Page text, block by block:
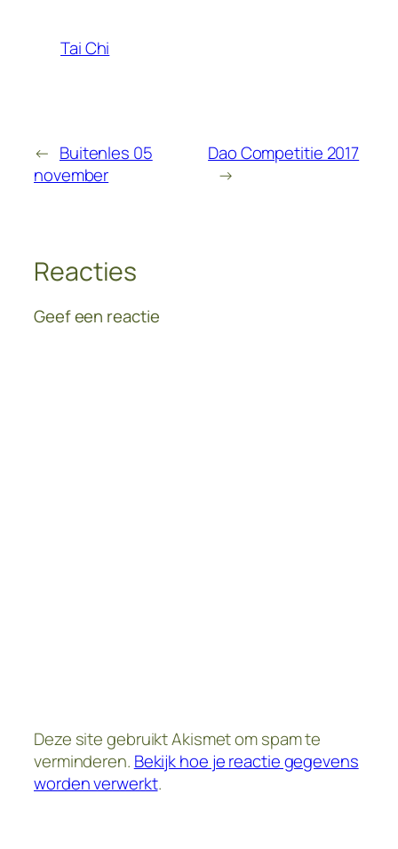
Tai Chi
← Buitenles 05
november
Dao Competitie 2017
→
Reacties
Geef een reactie
Deze site gebruikt Akismet om spam te
verminderen. Bekijk hoe je reactie gegevens
worden verwerkt.